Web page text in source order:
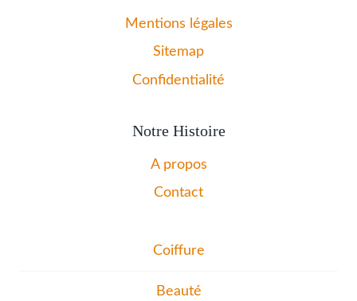
Mentions légales
Sitemap
Confidentialité
Notre Histoire
A propos
Contact
Coiffure
Beauté